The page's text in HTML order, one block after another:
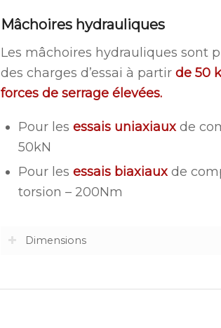
Mâchoires hydrauliques
Les mâchoires hydrauliques sont
des charges d’essai à partirde 50
forces de serrage élevées.
Pour lesessais uniaxiaux de
50kN
Pour lesessais biaxiauxde
torsion – 200Nm
Dimensions